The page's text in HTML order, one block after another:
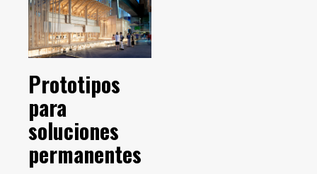
Prototipos
para
soluciones
permanentes